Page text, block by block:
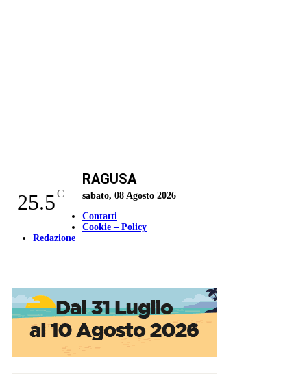
25.5C
RAGUSA
sabato, 08 Agosto 2026
Contatti
Cookie – Policy
Redazione